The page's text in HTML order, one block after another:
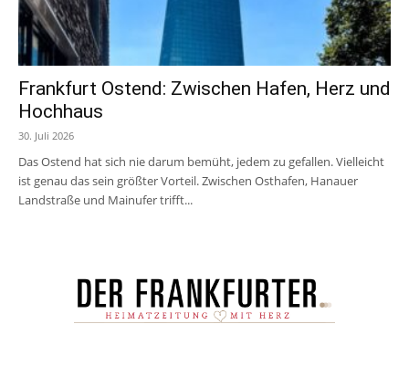
Frankfurt Ostend: Zwischen Hafen, Herz und
Hochhaus
30. Juli 2026
Das Ostend hat sich nie darum bemüht, jedem zu gefallen. Vielleicht
ist genau das sein größter Vorteil. Zwischen Osthafen, Hanauer
Landstraße und Mainufer trifft...